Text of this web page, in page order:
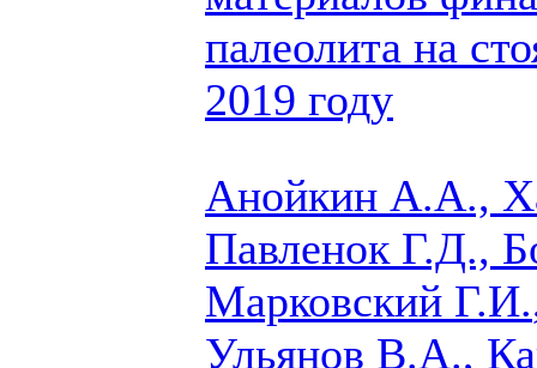
палеолита на
2019 году
Анойкин А.А.,
Павленок Г.Д.,
Марковский Г.И.
Ульянов В.А.,